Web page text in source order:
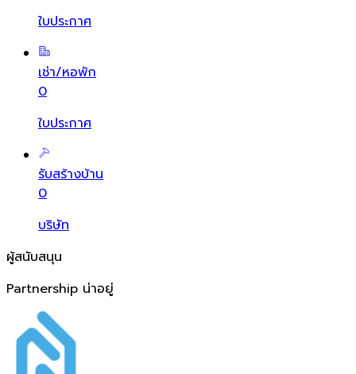
ใบประกาศ
เช่า/หอพัก
0
ใบประกาศ
รับสร้างบ้าน
0
บริษัท
ผู้สนับสนุน
Partnership น่าอยู่